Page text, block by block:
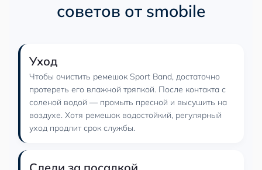
советов от smobile
Уход
Чтобы очистить ремешок Sport Band, достаточно
протереть его влажной тряпкой. После контакта с
соленой водой — промыть пресной и высушить на
воздухе. Хотя ремешок водостойкий, регулярный
уход продлит срок службы.